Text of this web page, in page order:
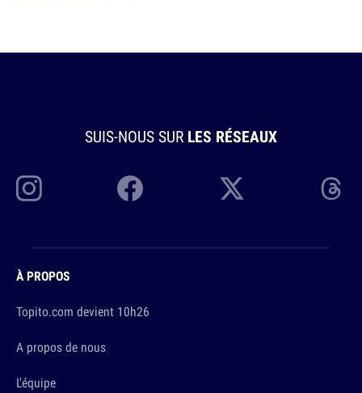
SUIS-NOUS SUR LES RÉSEAUX
À PROPOS
Topito.com devient 10h26
A propos de nous
L'équipe